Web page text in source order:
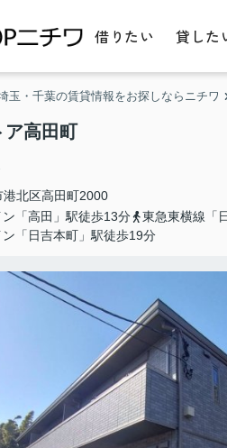
借りたい 貸した
玉・千葉の賃貸情報をお探しならニチワ
ア高田町
港北区高田町2000
「高田」駅徒歩13分
東急東横線「
「日吉本町」駅徒歩19分